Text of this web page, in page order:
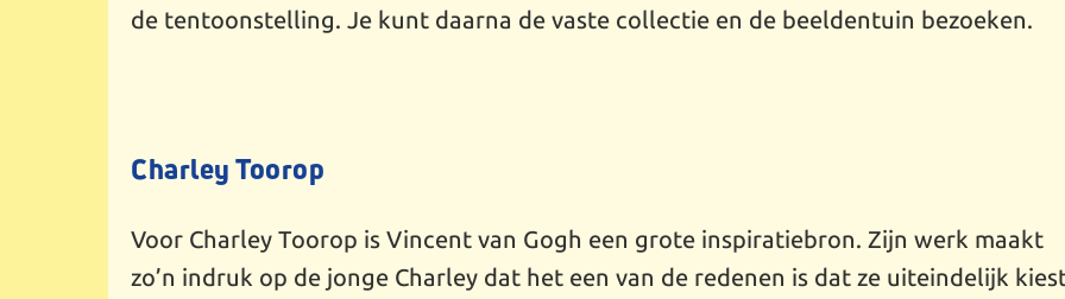
de tentoonstelling. Je kunt daarna de vaste collectie en de beeldentuin bezoeken.
Charley Toorop
Voor Charley Toorop is Vincent van Gogh een grote inspiratiebron. Zijn werk maakt
zo’n indruk op de jonge Charley dat het een van de redenen is dat ze uiteindelijk